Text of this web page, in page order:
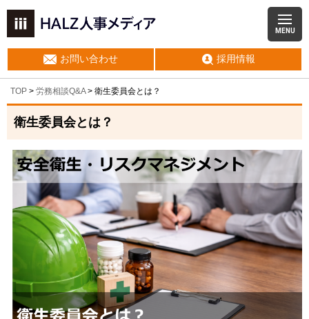
MENU
お問い合わせ 採用情報
TOP > 労務相談Q&A> 衛生委員会とは？
衛生委員会とは？